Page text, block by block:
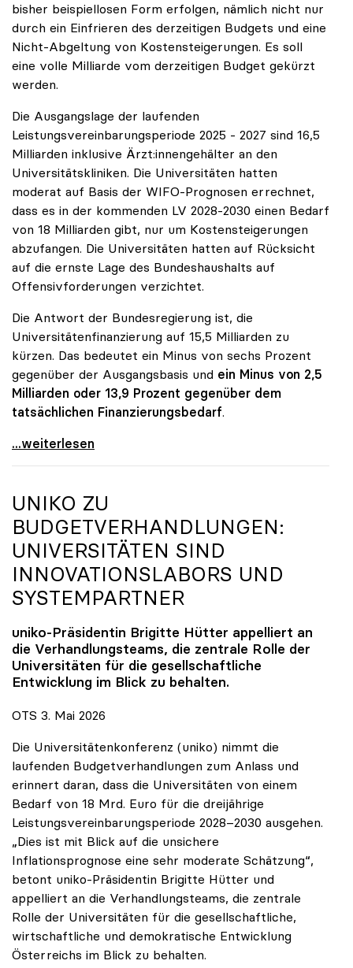
bisher beispiellosen Form erfolgen, nämlich nicht nur
durch ein Einfrieren des derzeitigen Budgets und eine
Nicht-Abgeltung von Kostensteigerungen. Es soll
eine volle Milliarde vom derzeitigen Budget gekürzt
werden.
Die Ausgangslage der laufenden
Leistungsvereinbarungsperiode 2025 - 2027 sind 16,5
Milliarden inklusive Ärzt:innengehälter an den
Universitätskliniken. Die Universitäten hatten
moderat auf Basis der WIFO-Prognosen errechnet,
dass es in der kommenden LV 2028-2030 einen Bedarf
von 18 Milliarden gibt, nur um Kostensteigerungen
abzufangen. Die Universitäten hatten auf Rücksicht
auf die ernste Lage des Bundeshaushalts auf
Offensivforderungen verzichtet.
Die Antwort der Bundesregierung ist, die
Universitätenfinanzierung auf 15,5 Milliarden zu
kürzen. Das bedeutet ein Minus von sechs Prozent
gegenüber der Ausgangsbasis und ein Minus von 2,5
Milliarden oder 13,9 Prozent gegenüber dem
tatsächlichen Finanzierungsbedarf.
\"Österreich ist für die heimischen Universitäten
...weiterlesen
UNIKO ZU
BUDGETVERHANDLUNGEN:
UNIVERSITÄTEN SIND
INNOVATIONSLABORS UND
SYSTEMPARTNER
uniko-Präsidentin Brigitte Hütter appelliert an
die Verhandlungsteams, die zentrale Rolle der
Universitäten für die gesellschaftliche
Entwicklung im Blick zu behalten.
OTS 3. Mai 2026
Die Universitätenkonferenz (uniko) nimmt die
laufenden Budgetverhandlungen zum Anlass und
erinnert daran, dass die Universitäten von einem
Bedarf von 18 Mrd. Euro für die dreijährige
Leistungsvereinbarungsperiode 2028–2030 ausgehen.
„Dies ist mit Blick auf die unsichere
Inflationsprognose eine sehr moderate Schätzung“,
betont uniko-Präsidentin Brigitte Hütter und
appelliert an die Verhandlungsteams, die zentrale
Rolle der Universitäten für die gesellschaftliche,
wirtschaftliche und demokratische Entwicklung
Österreichs im Blick zu behalten.